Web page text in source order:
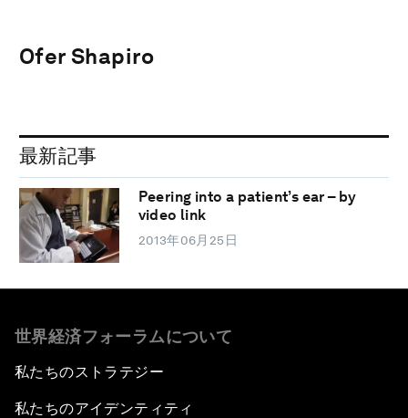
Ofer Shapiro
最新記事
Peering into a patient’s ear – by
video link
2013年06月25日
世界経済フォーラムについて
私たちのストラテジー
私たちのアイデンティティ